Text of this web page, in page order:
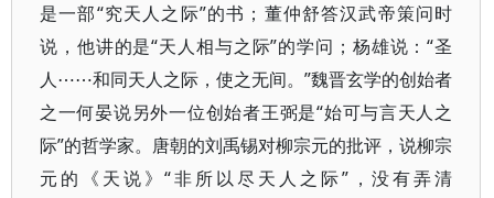
是一部“究天人之际”的书；董仲舒答汉武帝策问时
说，他讲的是“天人相与之际”的学问；杨雄说：“圣
人⋯⋯和同天人之际，使之无间。”魏晋玄学的创始者
之一何晏说另外一位创始者王弼是“始可与言天人之
际”的哲学家。唐朝的刘禹锡对柳宗元的批评，说柳宗
元的《天说》“非所以尽天人之际”，没有弄清